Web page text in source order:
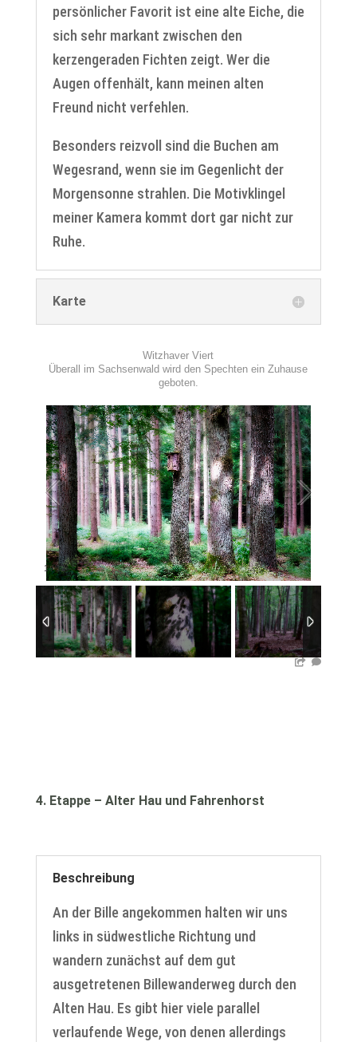
persönlicher Favorit ist eine alte Eiche, die
sich sehr markant zwischen den
kerzengeraden Fichten zeigt. Wer die
Augen offenhält, kann meinen alten
Freund nicht verfehlen.
Besonders reizvoll sind die Buchen am
Wegesrand, wenn sie im Gegenlicht der
Morgensonne strahlen. Die Motivklingel
meiner Kamera kommt dort gar nicht zur
Ruhe.
Karte
1/12
Witzhaver Viert
Überall im Sachsenwald wird den Spechten ein Zuhause
geboten.
4. Etappe – Alter Hau und Fahrenhorst
Beschreibung
An der Bille angekommen halten wir uns
links in südwestliche Richtung und
wandern zunächst auf dem gut
ausgetretenen Billewanderweg durch den
Alten Hau. Es gibt hier viele parallel
verlaufende Wege, von denen allerdings